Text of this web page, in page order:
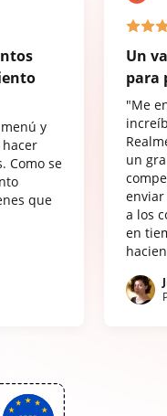
y
Como se
que
Un
para
"Me
un
a los
en